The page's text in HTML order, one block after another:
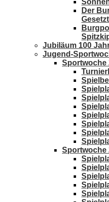
Der
Jubiläum 100
Jugend-
Sportwoche
Sportwoche